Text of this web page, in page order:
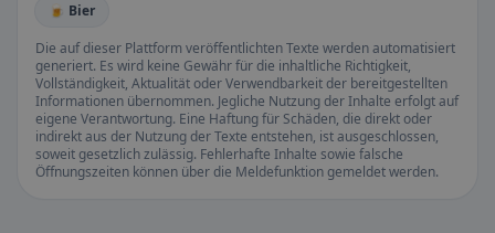
🍺 Bier
Die auf dieser Plattform veröffentlichten Texte werden automatisiert
generiert. Es wird keine Gewähr für die inhaltliche Richtigkeit,
Vollständigkeit, Aktualität oder Verwendbarkeit der bereitgestellten
Informationen übernommen. Jegliche Nutzung der Inhalte erfolgt auf
eigene Verantwortung. Eine Haftung für Schäden, die direkt oder
indirekt aus der Nutzung der Texte entstehen, ist ausgeschlossen,
soweit gesetzlich zulässig. Fehlerhafte Inhalte sowie falsche
Öffnungszeiten können über die Meldefunktion gemeldet werden.